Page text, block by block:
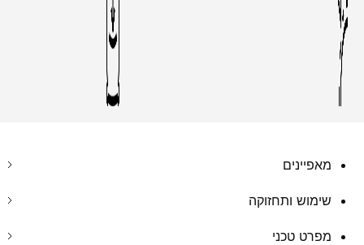
מאפיינים
שימוש ותחזוקה
מפרט טכני